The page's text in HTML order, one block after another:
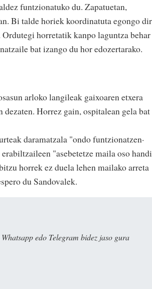
funtzionatuko du. Zapatuetan,
Bi talde horiek koordinatuta egongo
horretatik kanpo laguntza behar
bat izango du hor edozertarako.
arloko langileak gaixoaren etxera
Horrez gain, ospitalean gela bat
daramatzala "ondo funtzionatzen·
"asebetetze maila oso
horrek ez duela lehen mailako arreta
du Sandovalek.
edo Telegram bidez jaso gura